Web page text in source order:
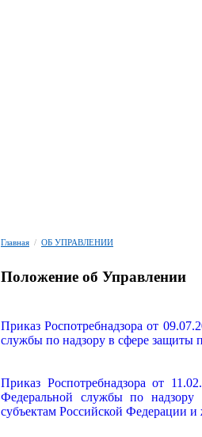
Главная / ОБ УПРАВЛЕНИИ
Положение об Управлении
Приказ Роспотребнадзора от
службы по надзору в сфере защиты
Приказ Роспотребнадзора от
Федеральной службы по надзору
субъектам Российской Федерации